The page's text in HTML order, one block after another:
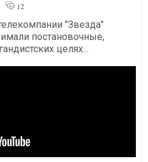
12
"Звезда"
постановочные,
целях...